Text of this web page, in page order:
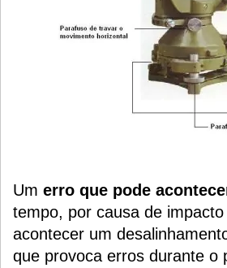
Um erro que pode
tempo, por causa de
acontecer um
que provoca erros durante o